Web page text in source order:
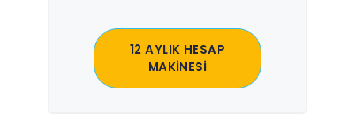
12 AYLIK HESAP
MAKİNESİ